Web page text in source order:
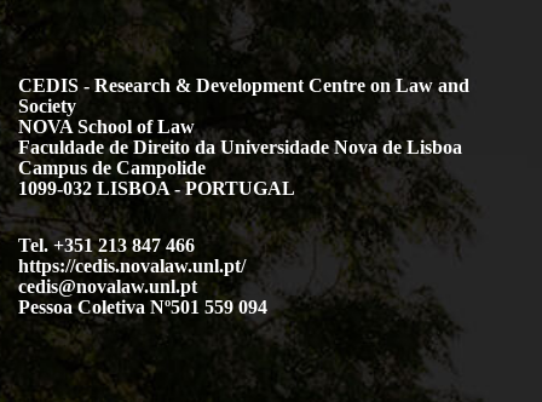
CEDIS - Research & Development Centre on Law and
Society
NOVA School of Law
Faculdade de Direito da Universidade Nova de Lisboa
Campus de Campolide
1099-032 LISBOA - PORTUGAL
Tel. +351 213 847 466
https://cedis.novalaw.unl.pt/
cedis@novalaw.unl.pt
Pessoa Coletiva Nº501 559 094